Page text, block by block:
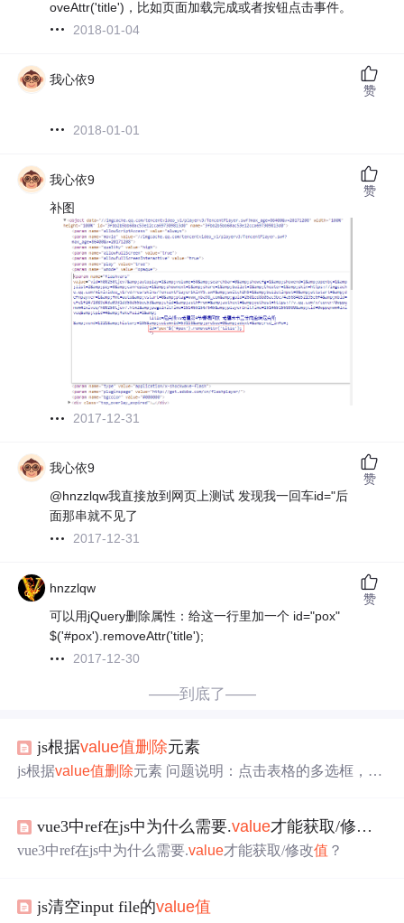
oveAttr('title')，比如页面加载完成或者按钮点击事件。
2018-01-04
我心依9
2018-01-01
赞
我心依9
补图
2017-12-31
赞
我心依9
@hnzzlqw我直接放到网页上测试 发现我一回车id="后
面那串就不见了
2017-12-31
赞
hnzzlqw
可以用jQuery删除属性：给这一行里加一个 id="pox"
$('#pox').removeAttr('title');
2017-12-30
赞
——到底了——
js根据value值删除元素
js根据value值删除元素 问题说明：点击表格的多选框，点
ng类型显示出来，点击取消事件后，把相关数组元素删除
，然后遍历数组，在前端把数组数据展示出来。才开始想
据点击的多选框实现数据的增加，
vue3中ref在js中为什么需要.value才能获取/修改
vue3中ref在js中为什么需要.value才能获取/修改值 ？
js清空input file的value值